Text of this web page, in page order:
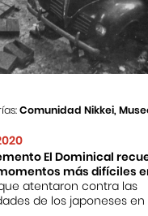
Comunidad Nikkei,
El Dominical
más difíciles
atentaron contra las
de los japoneses en